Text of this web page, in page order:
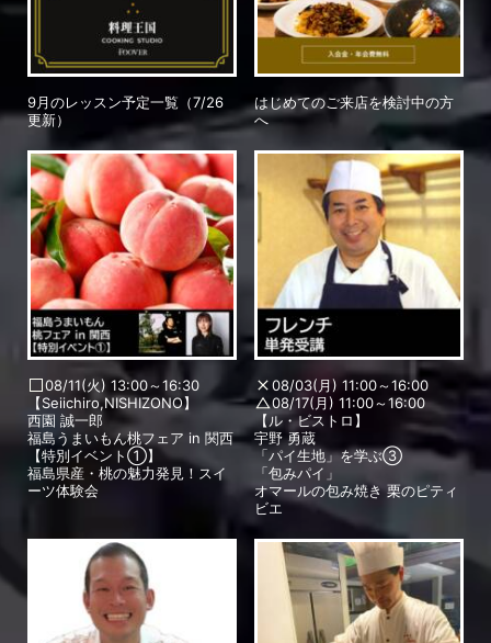
9月のレッスン予定一覧（7/26
更新）
はじめてのご来店を検討中の方
へ
08/11(火) 13:00～16:30
【Seiichiro,NISHIZONO】
西園 誠一郎
福島うまいもん桃フェア in 関西
【特別イベント①】
福島県産・桃の魅力発見！スイ
ーツ体験会
08/03(月) 11:00～16:00
08/17(月) 11:00～16:00
【ル・ビストロ】
宇野 勇蔵
「パイ生地」を学ぶ③
「包みパイ」
オマールの包み焼き 栗のピティ
ビエ